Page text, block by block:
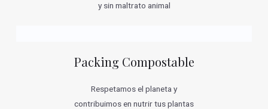
y sin maltrato animal
Packing Compostable
Respetamos el planeta y
contribuimos en nutrir tus plantas